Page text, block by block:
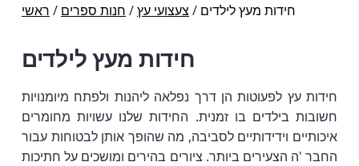
ראשי / חנות ספרים /צעצועי עץ / חידות מעץ לילדים
חידות מעץ לילדים
חידות עץ לפעוטות הן דרך נפלאה ליהנות ולפתח מיומנויות
חשובות בילדים בו זמנית. החידות שלנו עשויות מחומרים
איכותיים וידידותיים לסביבה, מה שהופך אותן לבטוחות עבור
החבר 'ה הצעירים ביותר. ציורים בהירים ומושכים על חתיכות